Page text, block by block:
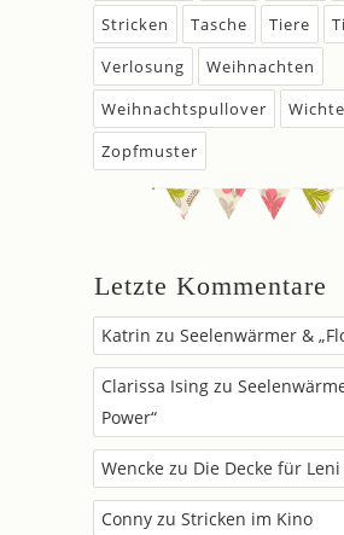
Stricken
Tasche Tiere
Verlosung
Weihnachten
Weihnachtspullover
Zopfmuster
Letzte Kommentare
Katrin zu Seelenwärmer &
Clarissa Ising zu
Power“
Wencke zu Die Decke für
Conny zu Stricken im Kino